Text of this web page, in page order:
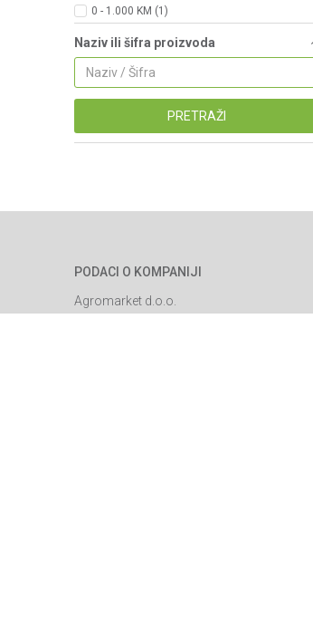
0 - 1.000 KM (1)
Naziv ili šifra proizvoda
PRETRAŽI
PODACI O KOMPANIJI
Agromarket d.o.o.